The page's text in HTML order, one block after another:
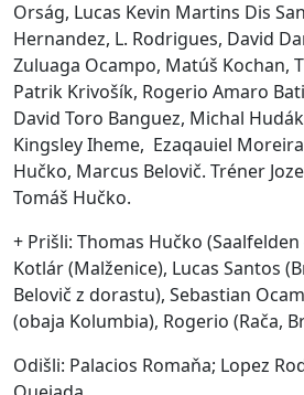
Orság, Lucas Kevin Martins Dis
Hernandez, L. Rodrigues, David
Zuluaga Ocampo, Matúš Kochan,
Patrik Krivošík, Rogerio Amaro
David Toro Banguez, Michal
Kingsley Iheme, Ezaqauiel
Hučko, Marcus Belovič. Tréner
Tomáš Hučko.
+ Prišli: Thomas Hučko
Kotlár (Malženice), Lucas Santos
Belovič z dorastu), Sebastian
(obaja Kolumbia), Rogerio (Rača,
Odišli: Palacios Romaňa; Lopez